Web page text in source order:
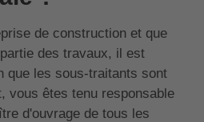
de construction et que
des travaux, il est
que les sous-traitants sont
vous êtes tenu responsable
d'ouvrage de tous les